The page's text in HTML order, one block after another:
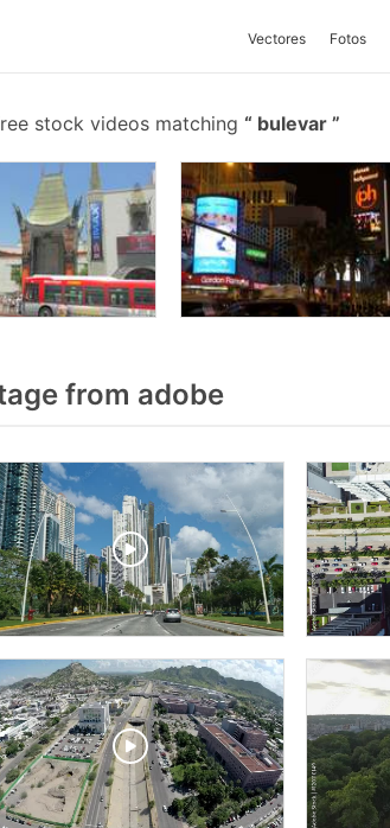
Vectores Fotos
stock videos matching bulevar
from adobe